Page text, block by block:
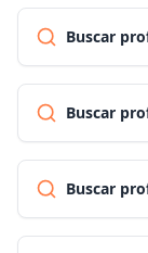
Buscar
Buscar
Buscar